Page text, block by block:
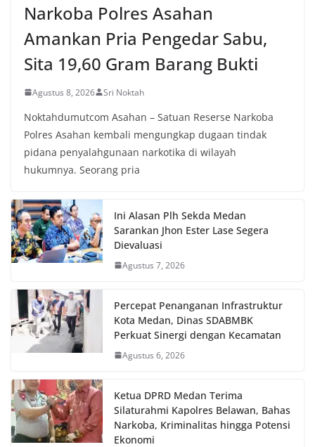
Narkoba Polres Asahan
Amankan Pria Pengedar Sabu,
Sita 19,60 Gram Barang Bukti
Agustus 8, 2026 Sri Noktah
Noktahdumutcom Asahan – Satuan Reserse Narkoba
Polres Asahan kembali mengungkap dugaan tindak
pidana penyalahgunaan narkotika di wilayah
hukumnya. Seorang pria
Ini Alasan Plh Sekda Medan
Sarankan Jhon Ester Lase Segera
Dievaluasi
Agustus 7, 2026
Percepat Penanganan Infrastruktur
Kota Medan, Dinas SDABMBK
Perkuat Sinergi dengan Kecamatan
Agustus 6, 2026
Ketua DPRD Medan Terima
Silaturahmi Kapolres Belawan, Bahas
Narkoba, Kriminalitas hingga Potensi
Ekonomi